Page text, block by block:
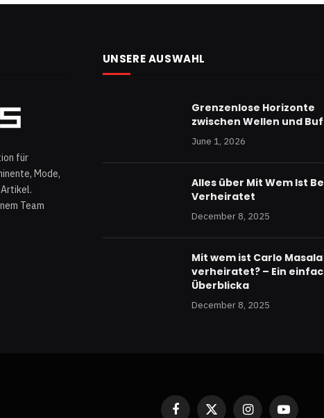
für
Mode,
Team
UNSERE AUSWAHL
Grenzenlose Horizonte
zwischen Wellen und
June 1, 2026
Alles über Mit Wem Ist
Verheiratet
December 8, 2025
Mit wem ist Carlo Masala
verheiratet? – Ein
Überblicka
December 8, 2025
Facebook
X InstagramYouTube